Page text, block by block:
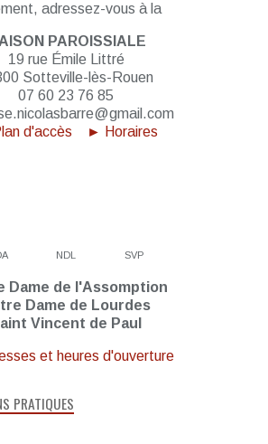
adressez-vous à la
PAROISSIALE
19 rue Émile Littré
Sotteville-lès-Rouen
07 60 23 76 85
d'accès
► Horaires
NDL SVP
Dame de l'Assomption
Dame de Lourdes
Vincent de Paul
et heures d'ouverture
PRATIQUES